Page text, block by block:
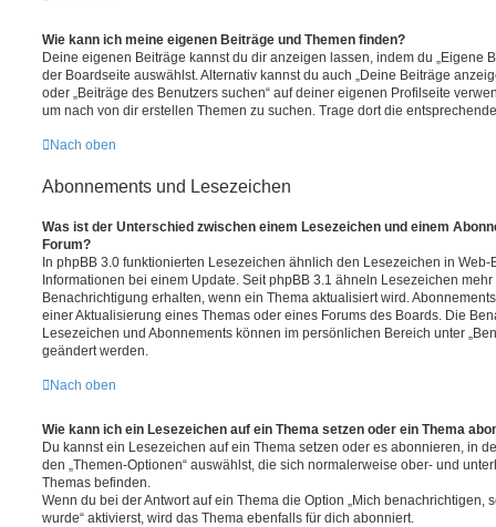
Wie kann ich meine eigenen Beiträge und Themen finden?
Deine eigenen Beiträge kannst du dir anzeigen lassen, indem du „Eigene
der Boardseite auswählst. Alternativ kannst du auch „Deine Beiträge
oder „Beiträge des Benutzers suchen“ auf deiner eigenen Profilseite
um nach von dir erstellen Themen zu suchen. Trage dort die
Nach oben
Abonnements und Lesezeichen
Was ist der Unterschied zwischen einem Lesezeichen und einem
Forum?
In phpBB 3.0 funktionierten Lesezeichen ähnlich den Lesezeichen in
Informationen bei einem Update. Seit phpBB 3.1 ähneln Lesezeichen
Benachrichtigung erhalten, wenn ein Thema aktualisiert wird.
einer Aktualisierung eines Themas oder eines Forums des Boards. Die
Lesezeichen und Abonnements können im persönlichen Bereich unter
geändert werden.
Nach oben
Wie kann ich ein Lesezeichen auf ein Thema setzen oder ein Thema
Du kannst ein Lesezeichen auf ein Thema setzen oder es abonnieren, in
den „Themen-Optionen“ auswählst, die sich normalerweise ober- und
Themas befinden.
Wenn du bei der Antwort auf ein Thema die Option „Mich benachrichtigen,
wurde“ aktivierst, wird das Thema ebenfalls für dich abonniert.